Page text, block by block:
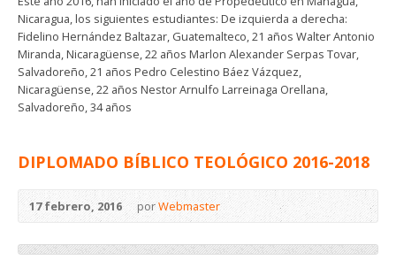
Nicaragua, los siguientes estudiantes: De izquierda a derecha:
Fidelino Hernández Baltazar, Guatemalteco, 21 años Walter Antonio
Miranda, Nicaragüense, 22 años Marlon Alexander Serpas Tovar,
Salvadoreño, 21 años Pedro Celestino Báez Vázquez,
Nicaragüense, 22 años Nestor Arnulfo Larreinaga Orellana,
Salvadoreño, 34 años
DIPLOMADO BÍBLICO TEOLÓGICO 2016-2018
17 febrero, 2016 porWebmaster